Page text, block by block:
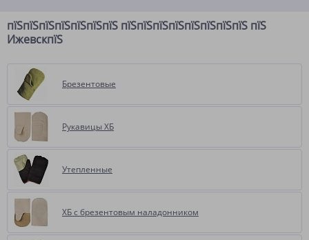
пїЅпїЅпїЅпїЅпїЅпїЅпїЅ пїЅпїЅпїЅпїЅпїЅпїЅпїЅпїЅ пїЅ
ИжевскпїЅ
Брезентовые
Рукавицы ХБ
Утепленные
ХБ с брезентовым наладонником